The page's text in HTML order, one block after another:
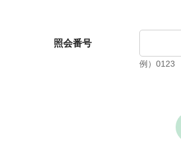
照会番号
例）0123